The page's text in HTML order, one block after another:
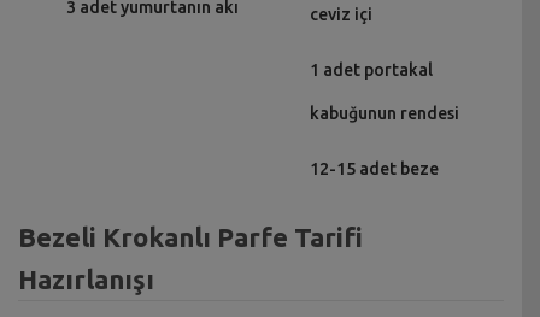
3 adet yumurtanın akı ceviz içi
1 adet portakal
kabuğunun rendesi
12-15 adet beze
Bezeli Krokanlı Parfe Tarifi
Hazırlanışı